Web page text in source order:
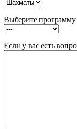
Выберите программу
Если у вас есть